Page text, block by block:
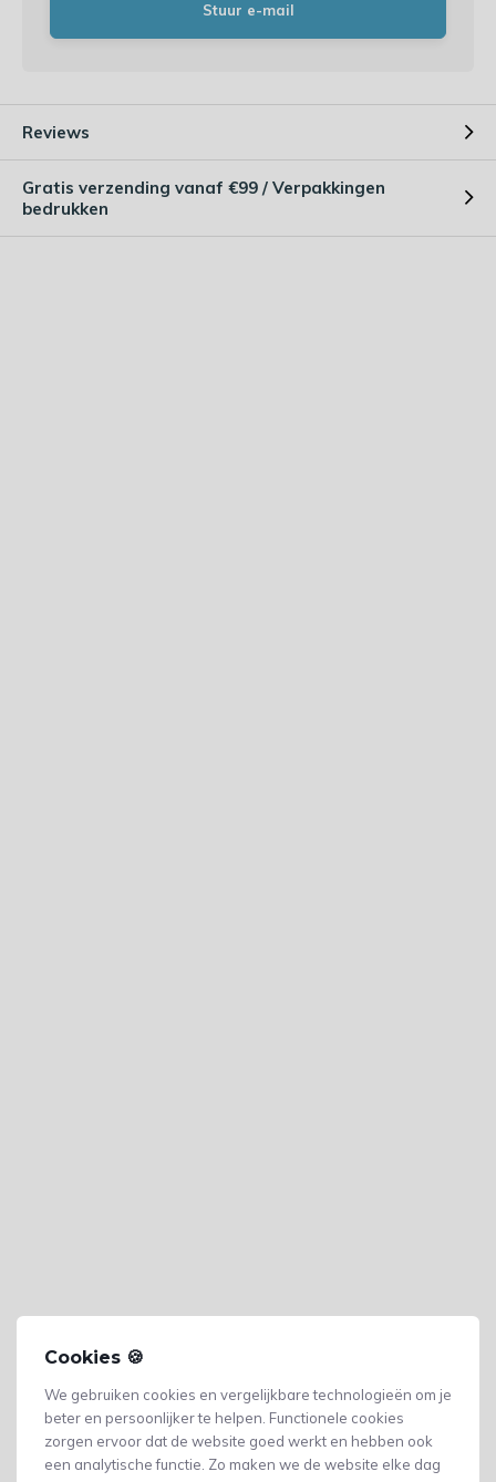
Cookies 🍪
We gebruiken cookies en vergelijkbare technologieën om je
beter en persoonlijker te helpen. Functionele cookies
zorgen ervoor dat de website goed werkt en hebben ook
een analytische functie. Zo maken we de website elke dag
Stuur e-mail
Reviews
Gratis verzending vanaf €99 / Verpakkingen
bedrukken